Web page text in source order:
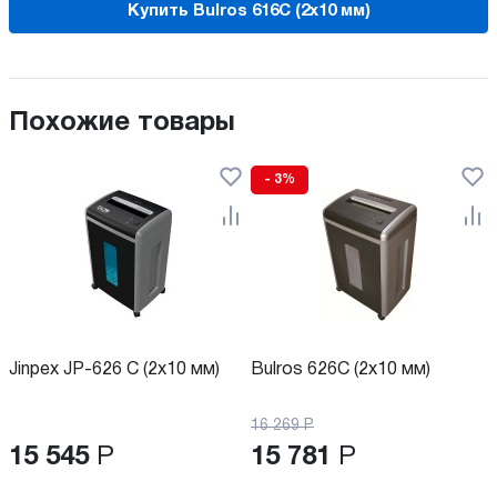
Купить Bulros 616C (2x10 мм)
Похожие товары
Jinpex JP-626 C (2x10 мм)
15 545 Р
- 3%
Bulros 626C (2x10 мм)
16 269 Р
15 781 Р